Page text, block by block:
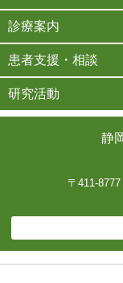
診療案内
患者支援・相談
研究活動
静
〒411-